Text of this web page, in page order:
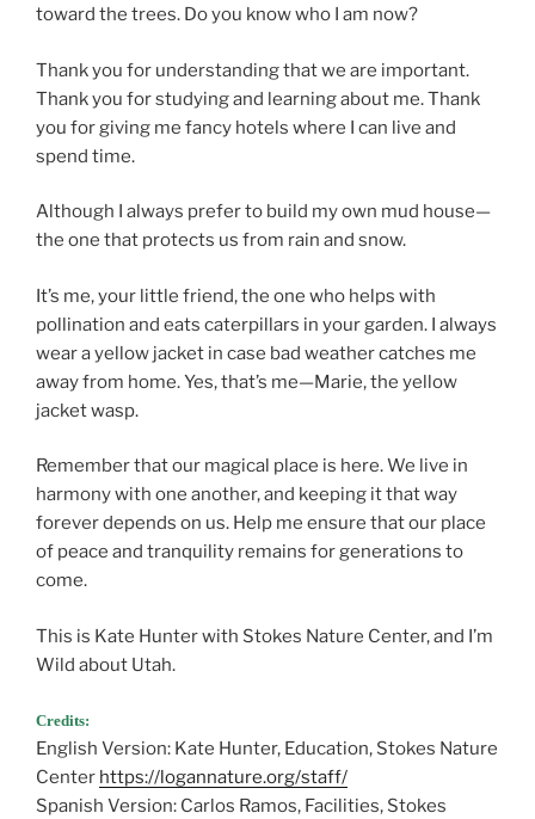
toward the trees. Do you know who I am now?
Thank you for understanding that we are important.
Thank you for studying and learning about me. Thank
you for giving me fancy hotels where I can live and
spend time.
Although I always prefer to build my own mud house—
the one that protects us from rain and snow.
It’s me, your little friend, the one who helps with
pollination and eats caterpillars in your garden. I always
wear a yellow jacket in case bad weather catches me
away from home. Yes, that’s me—Marie, the yellow
jacket wasp.
Remember that our magical place is here. We live in
harmony with one another, and keeping it that way
forever depends on us. Help me ensure that our place
of peace and tranquility remains for generations to
come.
This is Kate Hunter with Stokes Nature Center, and I’m
Wild about Utah.
Credits:
English Version: Kate Hunter, Education, Stokes Nature
Center https://logannature.org/staff/
Spanish Version: Carlos Ramos, Facilities, Stokes